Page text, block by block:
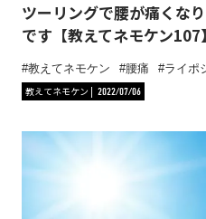
ツーリングで腰が痛くな
です【教えてネモケン107】
教えてネモケン 腰痛
ライポ
教えてネモケン
2022/07/06